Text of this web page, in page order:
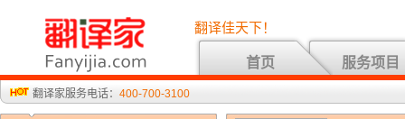
翻译佳天下！
首页 服务项目
翻译家服务电话： 400-700-3100